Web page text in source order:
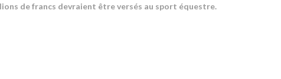
de francs devraient être versés au sport équestre.